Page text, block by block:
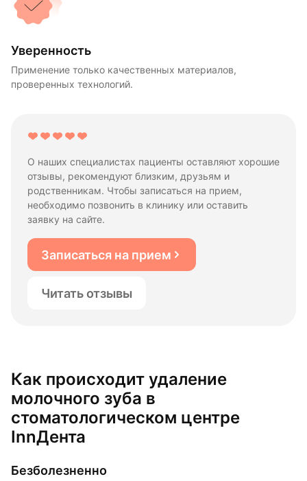
Уверенность
Применение только качественных материалов,
проверенных технологий.
О наших специалистах пациенты оставляют хорошие
отзывы, рекомендуют близким, друзьям и
родственникам. Чтобы записаться на прием,
необходимо позвонить в клинику или оставить
заявку на сайте.
Записаться на прием
Читать отзывы
Как происходит удаление
молочного зуба в
стоматологическом центре
InnДента
Безболезненно